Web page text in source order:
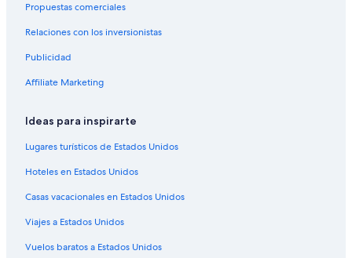
Propuestas comerciales
Relaciones con los inversionistas
Publicidad
Affiliate Marketing
Ideas para inspirarte
Lugares turísticos de Estados Unidos
Hoteles en Estados Unidos
Casas vacacionales en Estados Unidos
Viajes a Estados Unidos
Vuelos baratos a Estados Unidos